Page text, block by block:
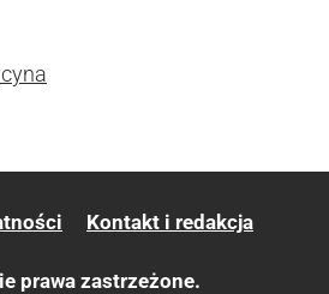
Kontakt i redakcja
prawa zastrzeżone.